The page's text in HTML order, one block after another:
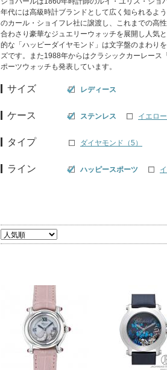
年代には高級時計ブランドとして広く知られるよ
のカール・ショイフレ社に譲渡し、これまでの高
合わさり豪華なジュエリーウォッチを展開し人気
的な「ハッピーダイヤモンド」は文字盤のまわり
ズです。また1988年からはクラシックカーレース
ポーツウォッチも発表しています。
サイズ レディース
ケース ステンレス イエロ
タイプ ダイヤモンド（5）
ライン ハッピースポーツ